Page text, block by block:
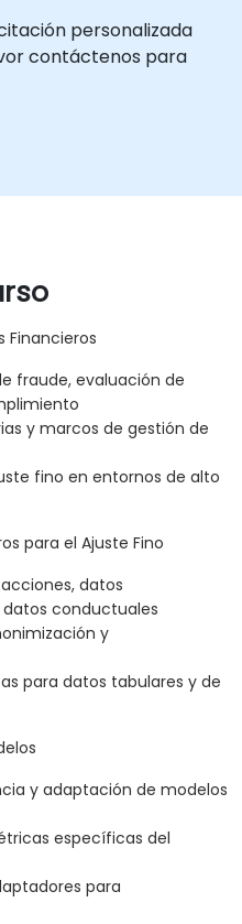
personalizada
contáctenos para
Financieros
fraude, evaluación de
y marcos de gestión de
fino en entornos de alto
para el Ajuste Fino
datos
conductuales
y
para datos tabulares y de
y adaptación de modelos
específicas del
para